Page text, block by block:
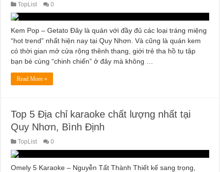
TopList 0
Kem Pop – Getato Đây là quán với đầy đủ các loại tráng miệng
“hot trend” nhất hiện nay tại Quy Nhơn. Và cũng là quán kem
có thời gian mở cửa rộng thênh thang, giới trẻ tha hồ tụ tập
bạn bè cùng “chinh chiến” ở đây mà không …
Read More »
Top 5 Địa chỉ karaoke chất lượng nhất tại
Quy Nhơn, Bình Định
TopList 0
Omely 5 Karaoke – Nguyễn Tất Thành Thiết kế sang trọng,